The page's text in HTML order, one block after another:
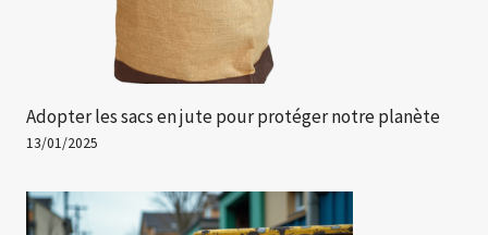
Adopter les sacs en jute pour protéger notre planète
13/01/2025